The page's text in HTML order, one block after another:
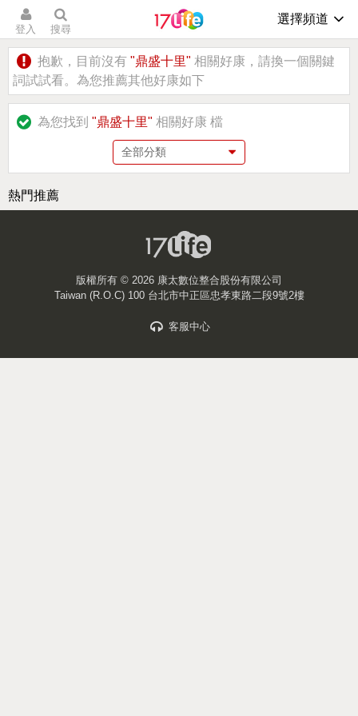
登入 搜尋
選擇頻道
抱歉，目前沒有 "鼎盛十里"相關好康，請換一個關鍵
詞試試看。為您推薦其他好康如下
為您找到 "鼎盛十里"相關好康檔
熱門推薦
版權所有 © 2026 康太數位整合股份有限公司
Taiwan (R.O.C) 100 台北市中正區忠孝東路二段9號2樓
客服中心